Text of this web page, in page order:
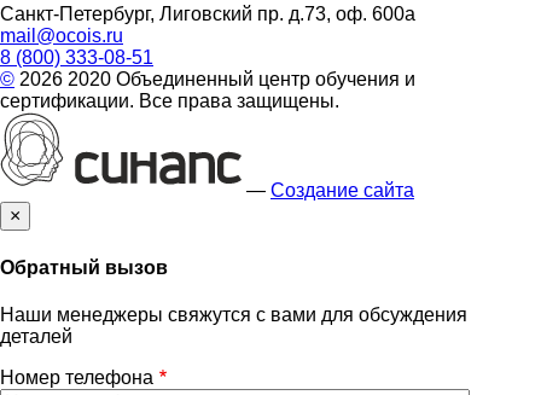
Санкт-Петербург, Лиговский пр. д.73, оф. 600а
mail@ocois.ru
8 (800) 333-08-51
© 2026 2020 Объединенный центр обучения и
сертификации. Все права защищены.
— Создание сайта
×
Обратный вызов
Наши менеджеры свяжутся с вами для обсуждения
деталей
Номер телефона